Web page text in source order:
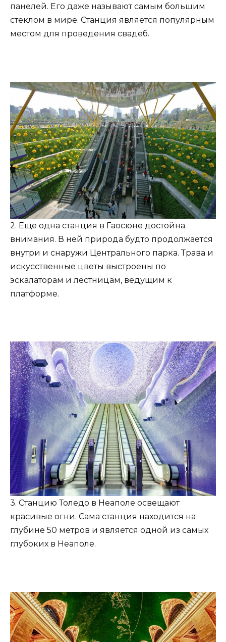
панелей. Его даже называют самым большим
стеклом в мире. Станция является популярным
местом для проведения свадеб.
2. Еще одна станция в Гаосюне достойна
внимания. В ней природа будто продолжается
внутри и снаружи Центрального парка. Трава и
искусственные цветы выстроены по
эскалаторам и лестницам, ведущим к
платформе.
3. Станцию Толедо в Неаполе освещают
красивые огни. Сама станция находится на
глубине 50 метров и является одной из самых
глубоких в Неаполе.